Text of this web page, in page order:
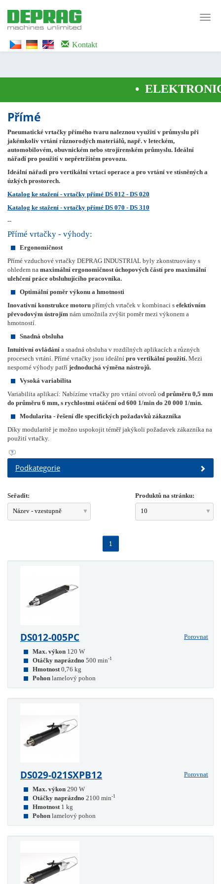
WTG9QS7C" height="0" width="0" style="display:none;visibility:hidden">
</iframe></noscript>
Kontakt
•
Přímé
Pneumatické vrtačky přímého tvaru naleznou využití v průmyslu při
jakémkoliv vrtání různorodých materiálů, např. v leteckém,
automobilovém, obuvnickém nebo strojírenském průmyslu. Ideální
nářadí pro použití v nepřetržitém provozu.
Ideální nářadí pro vertikální vrtací operace a pro vrtání ve stísněných a
úzkých prostorech.
Katalog ke stažení - vrtačky přímé DS 012 - DS 020
Katalog ke stažení - vrtačky přímé DS 070 - DS 310
--
Přímé vrtačky - výhody:
Ergonomičnost
Přímé vzduchové vrtačky DEPRAG INDUSTRIAL byly zkonstruovány s
ohledem na maximální ergonomičnost úchopových částí pro maximální
ulehčení práce obsluhujícího pracovníka.
Optimální poměr výkonu a hmotnosti
Inovativní konstrukce motoru přímých vrtaček v kombinaci s efektivním
převodovým ústrojím nám umožnila zvýšit poměr mezi výkonem a
hmotností.
Snadná obsluha
Intuitivní ovládání a snadná obsluha v rozdílných aplikacích a různých
procesech vrtání. Přímé vrtačky jsou ideální pro vertikální použití. Mezi
nesporné výhody patří jednoduchá výměna nástrojů.
Vysoká variabilita
Variabilita aplikací: Nabízíme vrtačky pro vrtání otvorů od průměru 0,5 mm
do průměru 6 mm, s rychlostmi otáčení od 600 1/min do 20 000 1/min.
Modularita - řešení dle specifických požadavků zákazníka
Díky modularitě je možno uspokojit téměř jakýkoli požadavek zákazníka na
použití vrtačky.
Podkategorie
Seřadit:
Název - vzestupně
Produktů na stránku:
10
1
DS012-005PC
Porovnat
Max. výkon 120 W
Otáčky naprázdno 500 min-1
Hmotnost 0,76 kg
Pohon lamelový pohon
DS029-021SXPB12
Porovnat
Max. výkon 290 W
Otáčky naprázdno 2100 min-1
Hmotnost 1 kg
Pohon lamelový pohon